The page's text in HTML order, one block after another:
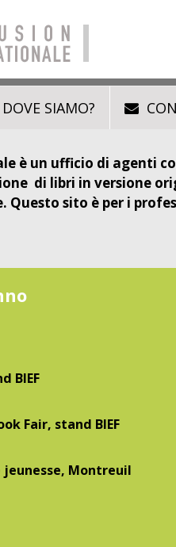
DOVE SIAMO?
è un ufficio di agenti
di libri in versione
Questo sito è per i
BIEF
Fair, stand BIEF
jeunesse, Montreuil